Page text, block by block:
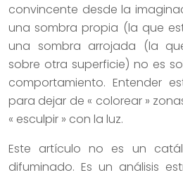
convincente desde la
una sombra propia (la que
una sombra arrojada (la
sobre otra superficie) no es
comportamiento. Entender
para dejar de « colorear »
« esculpir » con la luz.
Este artículo no es un
difuminado. Es un análisis